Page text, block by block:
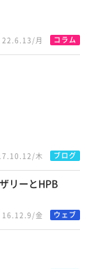
22.6.13/月 コラム
木 ブログ
リーとHPB
16.12.9/金 ウェブ